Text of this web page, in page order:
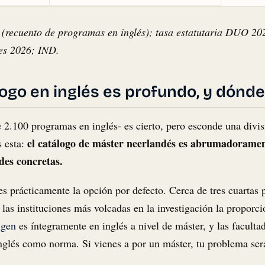
de programas en inglés); tasa estatutaria DUO
2026; IND.
en inglés es profundo, y
programas en inglés- es cierto, pero esconde una
esta: el catálogo de máster neerlandés es
concretas.
prácticamente la opción por defecto. Cerca de tres cuartas
instituciones más volcadas en la investigación la
es íntegramente en inglés a nivel de máster, y las
como norma. Si vienes a por un máster, tu problema